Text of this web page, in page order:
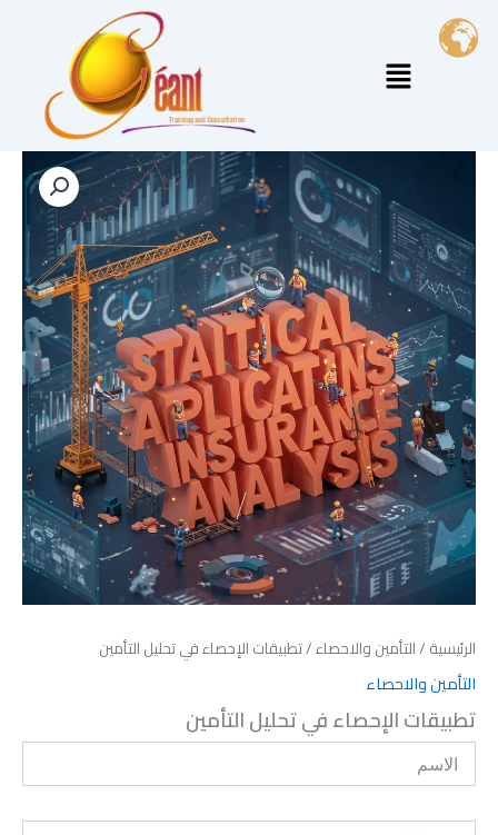
تخطي
المحتوى
القائمة
الرئيسية /التأمين والاحصاء/ تطبيقات الإحصاء في تحليل التأمين
التأمين والاحصاء
تطبيقات الإحصاء في تحليل التأمين